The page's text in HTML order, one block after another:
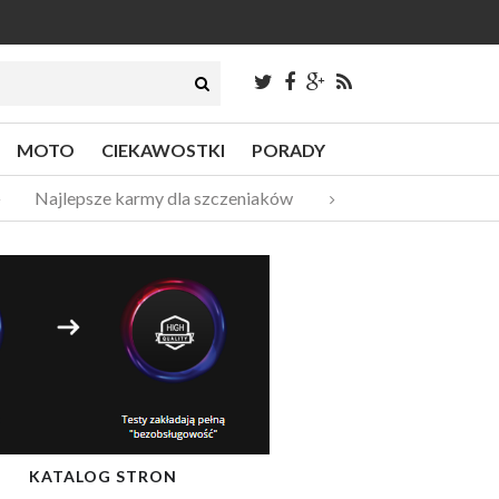
MOTO CIEKAWOSTKI PORADY
Najlepsze karmy dla szczeniaków
KATALOG STRON